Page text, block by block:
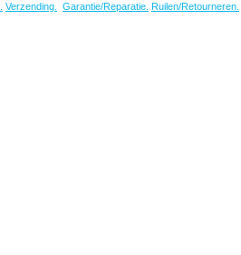
Verzending. Garantie/Reparatie. Ruilen/Retourneren.